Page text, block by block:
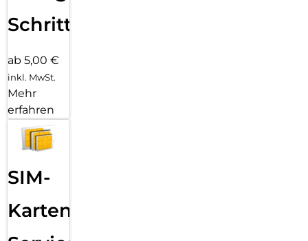
Schritten
ab 5,00 €
inkl. MwSt.
Mehr
erfahren
SIM-
Karten